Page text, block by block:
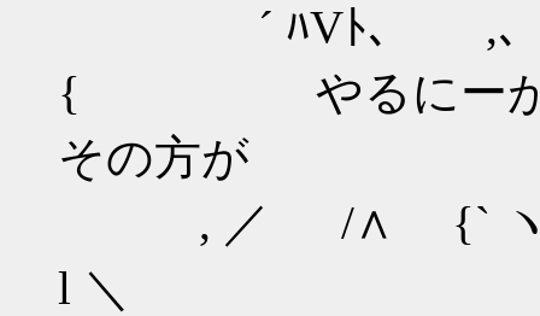
´ ﾊVﾄ､ ,､
{ やるにーが専
その方が
, ／ /∧ {` ヽ､
l ＼